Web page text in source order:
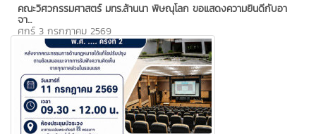
คณะวิศวกรรมศาสตร์ มทร.ล้านนา พิษณุโลก ขอแสดงความยินดีกับอา
จา...
ศุกร์ 3 กรกฎาคม 2569